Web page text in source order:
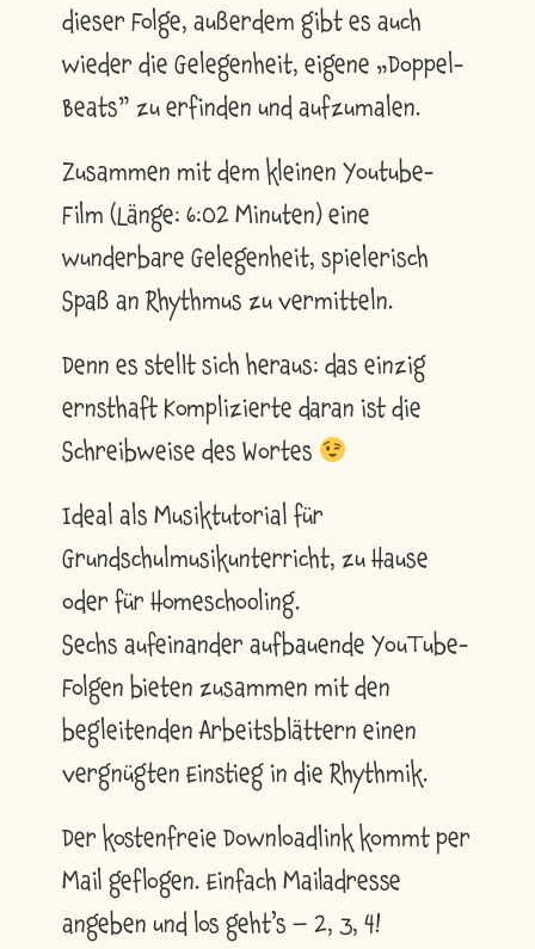
dieser Folge, außerdem gibt es auch
wieder die Gelegenheit, eigene „Doppel-
Beats” zu erfinden und aufzumalen.
Zusammen mit dem kleinen Youtube-
Film (Länge: 6:02 Minuten) eine
wunderbare Gelegenheit, spielerisch
Spaß an Rhythmus zu vermitteln.
Denn es stellt sich heraus: das einzig
ernsthaft Komplizierte daran ist die
Schreibweise des Wortes
Ideal als Musiktutorial für
Grundschulmusikunterricht, zu Hause
oder für Homeschooling.
Sechs aufeinander aufbauende YouTube-
Folgen bieten zusammen mit den
begleitenden Arbeitsblättern einen
vergnügten Einstieg in die Rhythmik.
Der kostenfreie Downloadlink kommt per
Mail geflogen. Einfach Mailadresse
angeben und los geht’s – 2, 3, 4!